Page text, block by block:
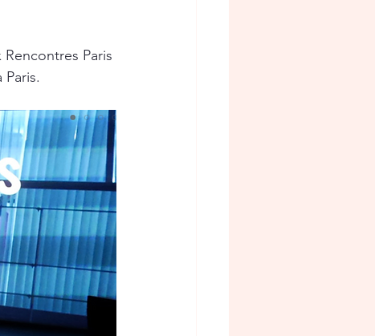
Paris